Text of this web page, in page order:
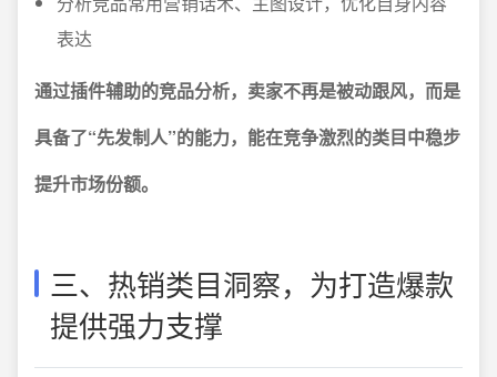
表达
通过插件辅助的竞品分析，卖家不再是被动跟风，而是
具备了“先发制人”的能力，能在竞争激烈的类目中稳步
提升市场份额。
三、热销类目洞察，为打造爆款
提供强力支撑